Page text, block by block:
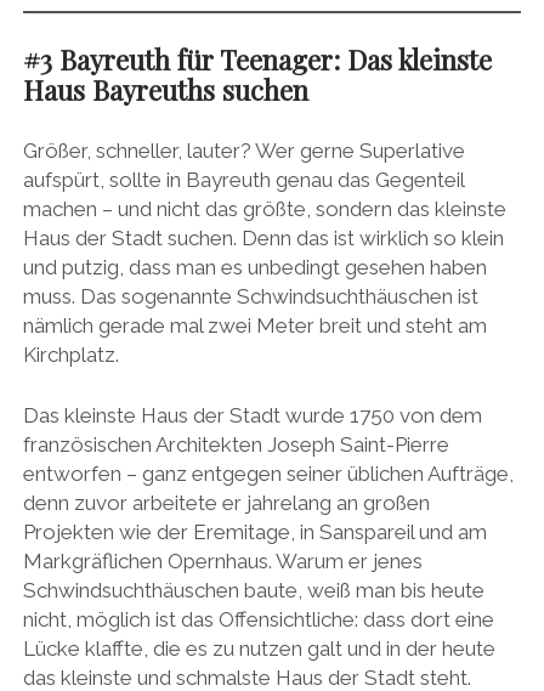
#3 Bayreuth für Teenager: Das kleinste
Haus Bayreuths suchen
Größer, schneller, lauter? Wer gerne Superlative
aufspürt, sollte in Bayreuth genau das Gegenteil
machen – und nicht das größte, sondern das kleinste
Haus der Stadt suchen. Denn das ist wirklich so klein
und putzig, dass man es unbedingt gesehen haben
muss. Das sogenannte Schwindsuchthäuschen ist
nämlich gerade mal zwei Meter breit und steht am
Kirchplatz.
Das kleinste Haus der Stadt wurde 1750 von dem
französischen Architekten Joseph Saint-Pierre
entworfen – ganz entgegen seiner üblichen Aufträge,
denn zuvor arbeitete er jahrelang an großen
Projekten wie der Eremitage, in Sanspareil und am
Markgräflichen Opernhaus. Warum er jenes
Schwindsuchthäuschen baute, weiß man bis heute
nicht, möglich ist das Offensichtliche: dass dort eine
Lücke klaffte, die es zu nutzen galt und in der heute
das kleinste und schmalste Haus der Stadt steht.